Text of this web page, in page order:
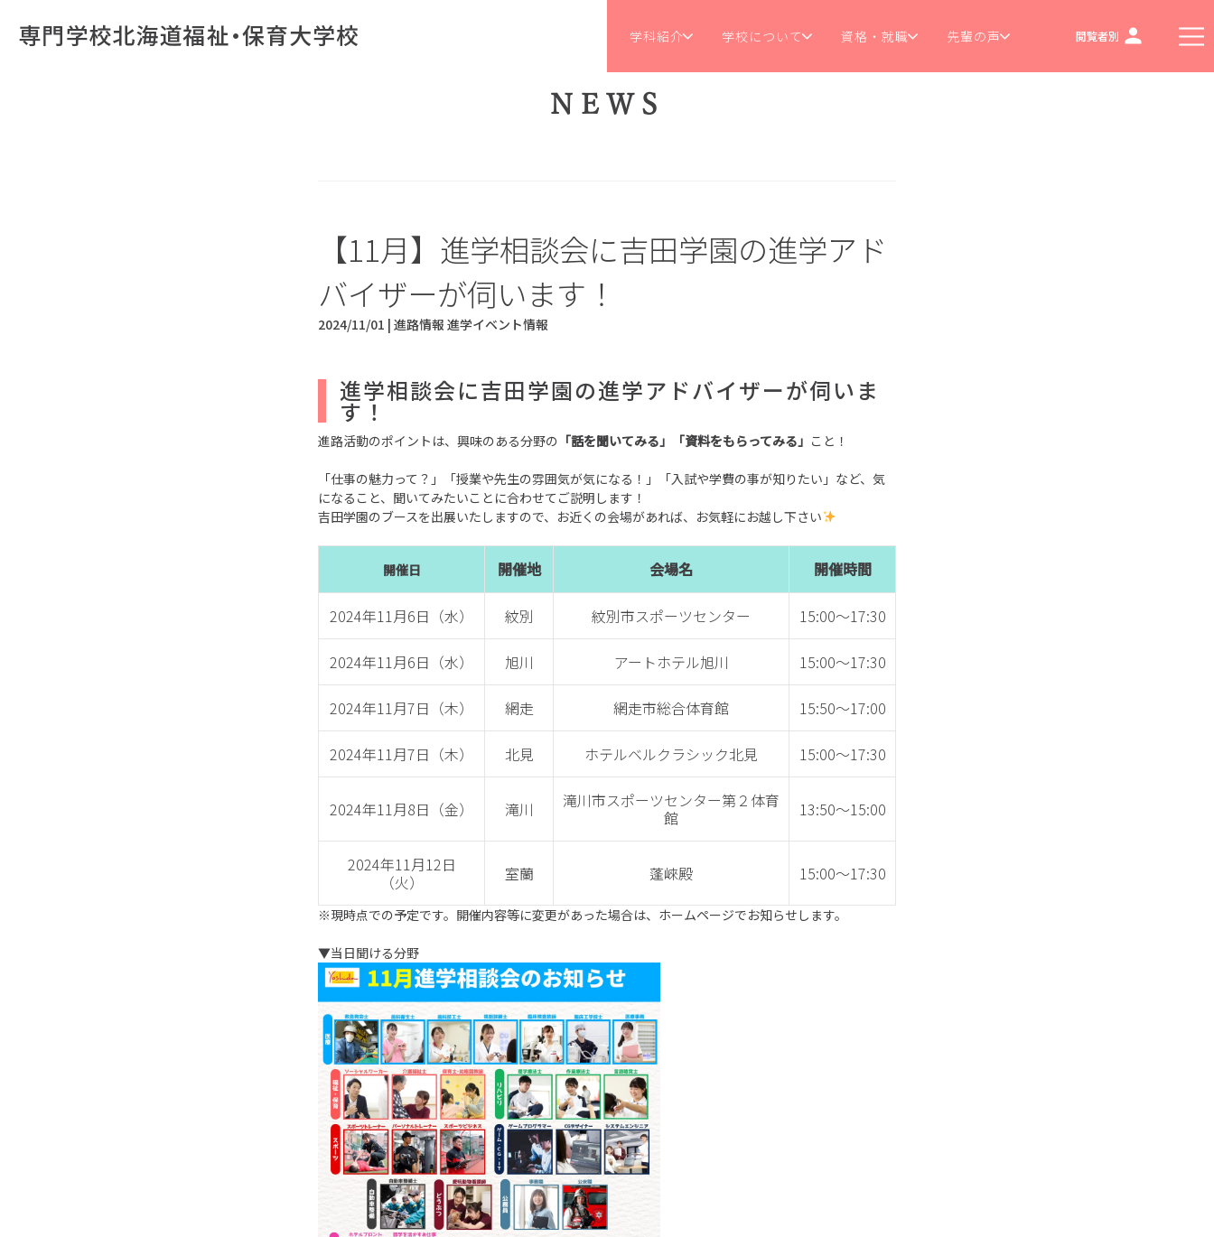
学科紹介 学校について 資格・就職 先輩の声 閲覧者別
NEWS
【11月】進学相談会に吉田学園の進学アド
バイザーが伺います！
2024/11/01 | 進路情報 進学イベント情報
進学相談会に吉田学園の進学アドバイザーが伺いま
す！
進路活動のポイントは、興味のある分野の 「話を聞いてみる」「資料をもらってみる」 こと！
「仕事の魅力って？」「授業や先生の雰囲気が気になる！」「入試や学費の事が知りたい」など、気
になること、聞いてみたいことに合わせてご説明します！
吉田学園のブースを出展いたしますので、お近くの会場があれば、お気軽にお越し下さい
開催日 開催地 会場名 開催時間
2024年11月6日（水） 紋別 紋別市スポーツセンター 15:00～17:30
2024年11月6日（水） 旭川 アートホテル旭川 15:00～17:30
2024年11月7日（木） 網走 網走市総合体育館 15:50～17:00
2024年11月7日（木） 北見 ホテルベルクラシック北見 15:00～17:30
2024年11月8日（金） 滝川
滝川市スポーツセンター第２体育
館
13:50～15:00
2024年11月12日
（火）
室蘭 蓬崍殿 15:00～17:30
※現時点での予定です。開催内容等に変更があった場合は、ホームページでお知らせします。
▼当日聞ける分野